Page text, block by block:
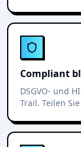
Compliant
DSGVO- und
Trail. Teilen